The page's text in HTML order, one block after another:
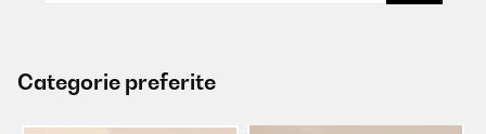
Categorie preferite